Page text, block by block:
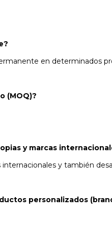
en determinados
(MOQ)?
y marcas
y también
personalizados